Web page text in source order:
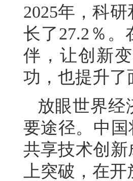
2025年，科
长了27.2％
伴，让创新
功，也提升了
放眼世界经
要途径。中
共享技术创新
上突破，在